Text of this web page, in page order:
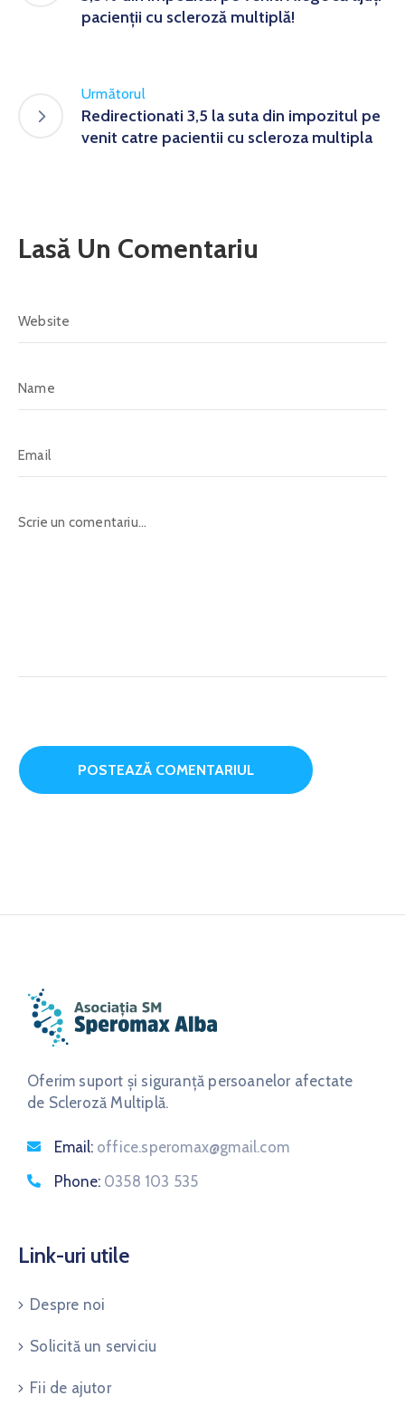
pacienții cu scleroză multiplă!
Următorul
Redirectionati 3,5 la suta din impozitul pe
venit catre pacientii cu scleroza multipla
Lasă Un Comentariu
Oferim suport și siguranță persoanelor afectate
de Scleroză Multiplă.
Email: office.speromax@gmail.com
Phone: 0358 103 535
Link-uri utile
Despre noi
Solicită un serviciu
Fii de ajutor